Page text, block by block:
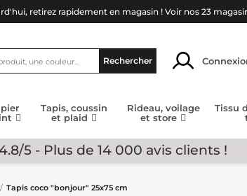
retirez rapidement en magasin !Voir nos 23
Rechercher
Tapis, coussin
et plaid
Rideau, voilage
et store
Tissu
4.8/5 - Plus de 14 000 avis clients !
Tapis coco "bonjour" 25x75 cm